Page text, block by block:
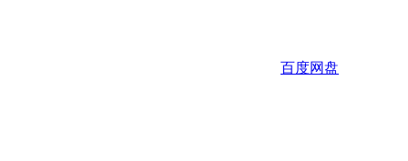
百度网盘